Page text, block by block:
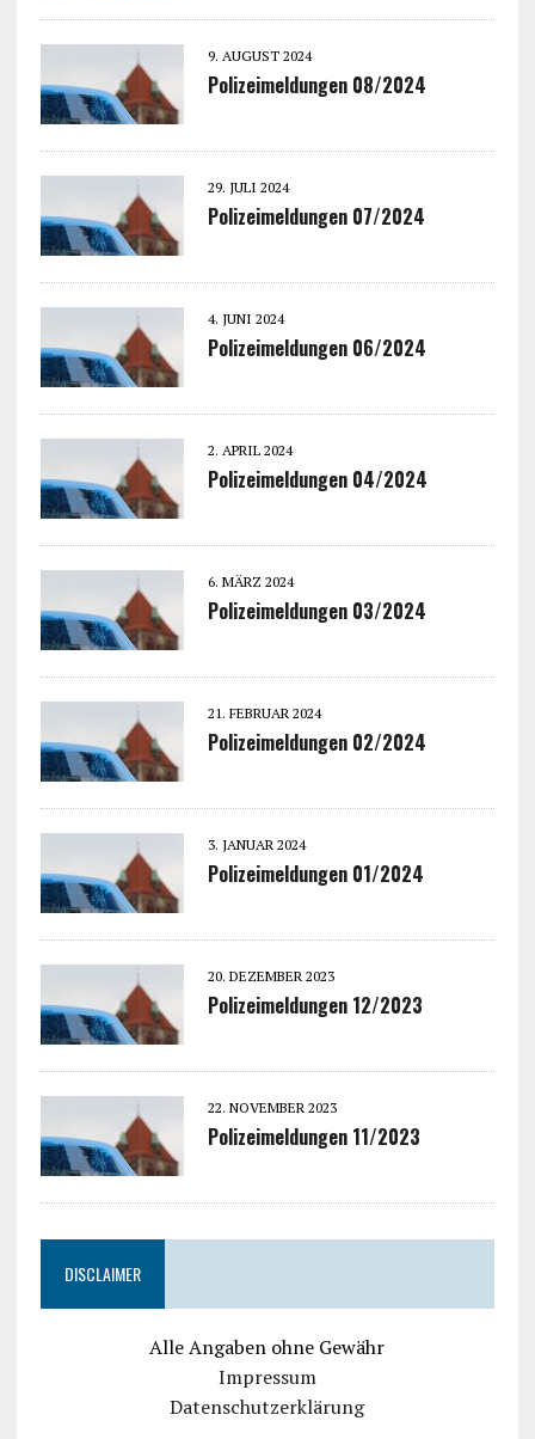
9. AUGUST 2024
Polizeimeldungen 08/2024
29. JULI 2024
Polizeimeldungen 07/2024
4. JUNI 2024
Polizeimeldungen 06/2024
2. APRIL 2024
Polizeimeldungen 04/2024
6. MÄRZ 2024
Polizeimeldungen 03/2024
21. FEBRUAR 2024
Polizeimeldungen 02/2024
3. JANUAR 2024
Polizeimeldungen 01/2024
20. DEZEMBER 2023
Polizeimeldungen 12/2023
22. NOVEMBER 2023
Polizeimeldungen 11/2023
DISCLAIMER
Alle Angaben ohne Gewähr
Impressum
Datenschutzerklärung